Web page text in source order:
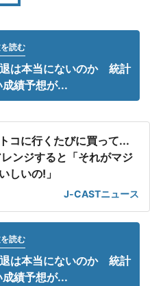
読む
退は本当にないのか 統計
績予想が...
コに行くたびに買って...
ンジすると「それがマジ
しいの!」
J-CASTニュース
読む
退は本当にないのか 統計
績予想が...